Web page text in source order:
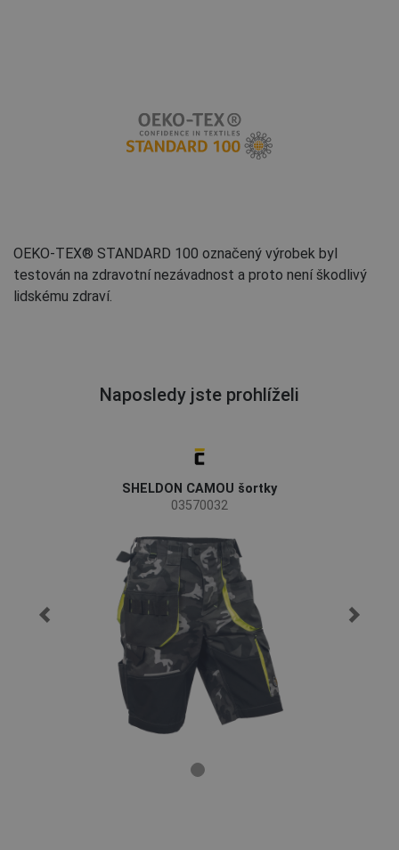
OEKO-TEX® STANDARD 100 označený výrobek byl
testován na zdravotní nezávadnost a proto není škodlivý
lidskému zdraví.
Naposledy jste prohlíželi
SHELDON CAMOU šortky
03570032